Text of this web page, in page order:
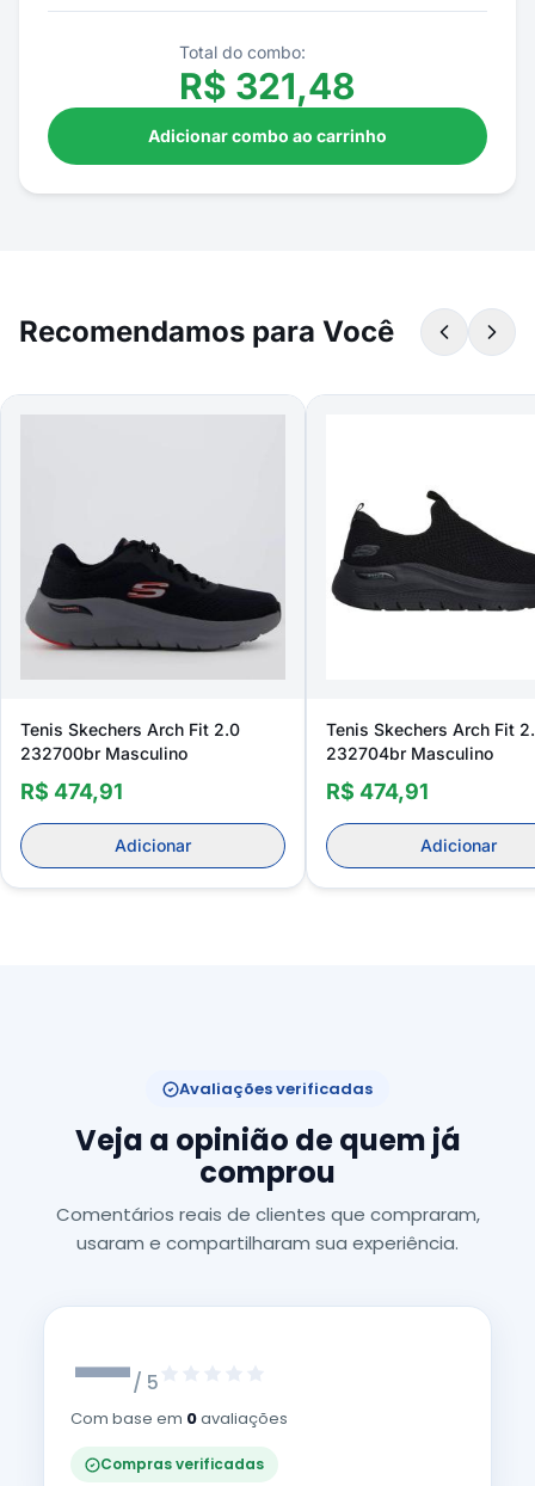
Total do combo:
R$ 321,48
Adicionar combo ao carrinho
Recomendamos para Você
Tenis Skechers Arch Fit 2.0
232700br Masculino
R$ 474,91
Adicionar
Tenis Skechers Arch Fit
232704br Masculino
R$ 474,91
Adicionar
Avaliações verificadas
Veja a opinião de quem já
comprou
Comentários reais de clientes que compraram,
usaram e compartilharam sua experiência.
—/ 5
Com base em 0avaliações
Compras verificadas